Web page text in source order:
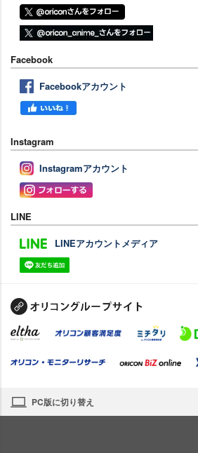
Facebook
Facebookアカウント
Instagram
Instagramアカウント
LINE
LINEアカウントメディア
PC版に切り替え